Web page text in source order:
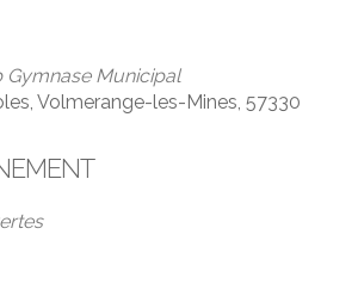
Gymnase Municipal
Volmerange-les-Mines, 57330